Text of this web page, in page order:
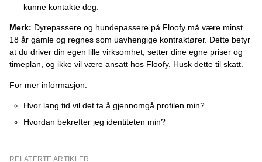
kunne kontakte deg.
Merk: Dyrepassere og hundepassere på Floofy må være minst
18 år gamle og regnes som uavhengige kontraktører. Dette betyr
at du driver din egen lille virksomhet, setter dine egne priser og
timeplan, og ikke vil være ansatt hos Floofy. Husk dette til skatt.
For mer informasjon:
Hvor lang tid vil det ta å gjennomgå profilen min?
Hvordan bekrefter jeg identiteten min?
RELATERTE ARTIKLER